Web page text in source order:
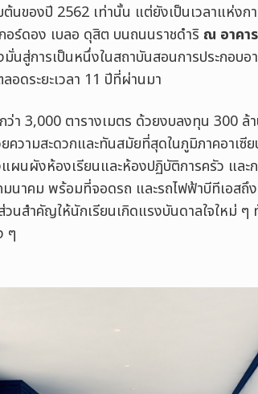
นของปี 2562 เท่านั้น แต่ยังเป็นเวลาแห่ง
อร์ดอง เบลอ ดุสิต บนถนนราชดำริ ณ อาคา
นสู่การเป็นหนึ่งในสถาบันสอนการประกอบอ
อดระยะเวลา 11 ปีที่ผ่านมา
ว่า 3,000 ตารางเมตร ด้วยงบลงทุน 300 ล้
วามสะดวกและทันสมัยที่สุดในภูมิภาคอาเซี
แผนผังห้องเรียนและห้องปฏิบัติการครัว และ
มนาคม พร้อมที่จอดรถ และรถไฟฟ้าบีทีเอสถึ
นสำคัญให้นักเรียนเกิดแรงบันดาลใจใหม่ ๆ
ๆ